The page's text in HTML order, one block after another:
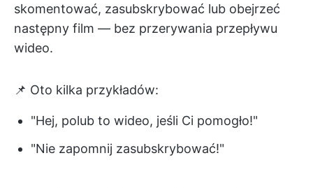
skomentować, zasubskrybować lub obejrzeć
następny film — bez przerywania przepływu
wideo.
📌 Oto kilka przykładów:
"Hej, polub to wideo, jeśli Ci pomogło!"
"Nie zapomnij zasubskrybować!"